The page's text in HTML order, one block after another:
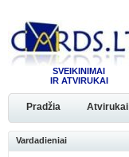
SVEIKINIMAI
IR ATVIRUKAI
Pradžia Atvirukai
Vardadieniai